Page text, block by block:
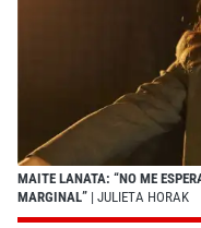
MAITE LANATA: “NO ME
MARGINAL” | JULIETA HORAK